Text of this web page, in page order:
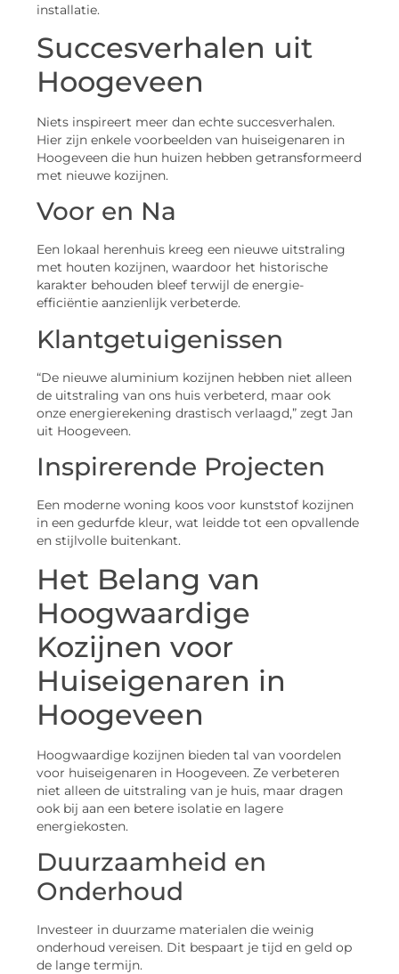
installatie.
Succesverhalen uit
Hoogeveen
Niets inspireert meer dan echte succesverhalen.
Hier zijn enkele voorbeelden van huiseigenaren in
Hoogeveen die hun huizen hebben getransformeerd
met nieuwe kozijnen.
Voor en Na
Een lokaal herenhuis kreeg een nieuwe uitstraling
met houten kozijnen, waardoor het historische
karakter behouden bleef terwijl de energie-
efficiëntie aanzienlijk verbeterde.
Klantgetuigenissen
“De nieuwe aluminium kozijnen hebben niet alleen
de uitstraling van ons huis verbeterd, maar ook
onze energierekening drastisch verlaagd,” zegt Jan
uit Hoogeveen.
Inspirerende Projecten
Een moderne woning koos voor kunststof kozijnen
in een gedurfde kleur, wat leidde tot een opvallende
en stijlvolle buitenkant.
Het Belang van
Hoogwaardige
Kozijnen voor
Huiseigenaren in
Hoogeveen
Hoogwaardige kozijnen bieden tal van voordelen
voor huiseigenaren in Hoogeveen. Ze verbeteren
niet alleen de uitstraling van je huis, maar dragen
ook bij aan een betere isolatie en lagere
energiekosten.
Duurzaamheid en
Onderhoud
Investeer in duurzame materialen die weinig
onderhoud vereisen. Dit bespaart je tijd en geld op
de lange termijn.